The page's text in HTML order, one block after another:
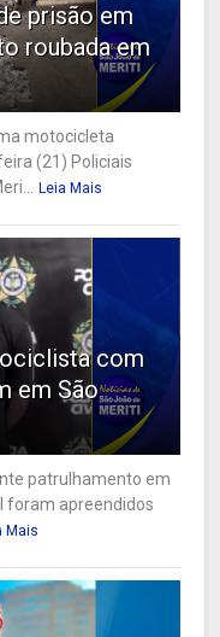
prisão em
roubada em
motocicleta
(21) Policiais
Leia Mais
com
em São
patrulhamento em
foram apreendidos
Mais